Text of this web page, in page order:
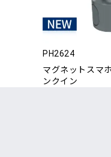
PH2624
マグネットスマ
ンクイン